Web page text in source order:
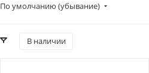
По умолчанию (убывание)
В наличии